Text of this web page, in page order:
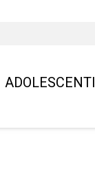
ADOLESCENTI